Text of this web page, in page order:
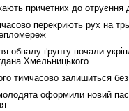
причетних до отруєння
перекриють рух на
обвалу ґрунту почали
Хмельницького
тимчасово залишиться без
оформили новий